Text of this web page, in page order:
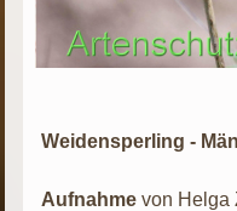
Weidensperling -
Aufnahmevon Helga